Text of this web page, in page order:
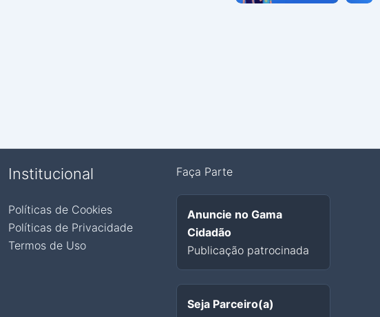
Institucional
Políticas de Cookies
Políticas de Privacidade
Termos de Uso
Faça Parte
Anuncie no Gama
Cidadão
Publicação patrocinada
Seja Parceiro(a)